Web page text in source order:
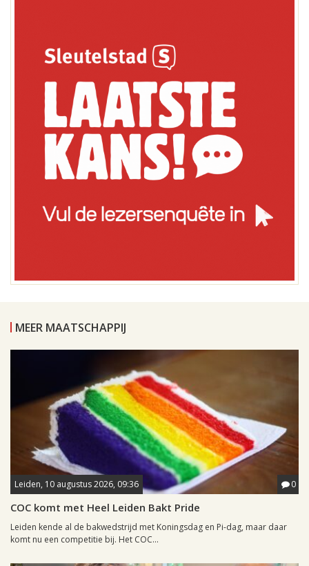
MEER MAATSCHAPPIJ
Leiden, 10 augustus 2026, 09:36 0
COC komt met Heel Leiden Bakt Pride
Leiden kende al de bakwedstrijd met Koningsdag en Pi-dag, maar daar
komt nu een competitie bij. Het COC...